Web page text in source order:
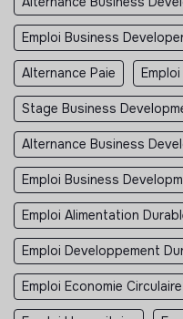
Emploi Business
Alternance Paie Emploi
Stage Business
Alternance Business
Emploi Business
Emploi Alimentation
Emploi Developpement
Emploi Economie Circulaire